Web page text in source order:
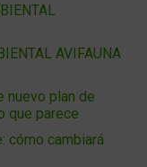
AVIFAUNA
nuevo plan de
que parece
cómo cambiará